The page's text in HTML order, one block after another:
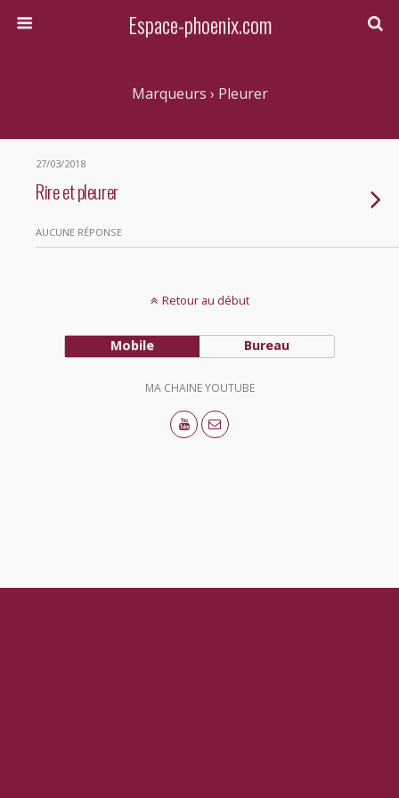
Espace-phoenix.com
Marqueurs › Pleurer
27/03/2018
Rire et pleurer
AUCUNE RÉPONSE
Retour au début
Mobile Bureau
MA CHAINE YOUTUBE